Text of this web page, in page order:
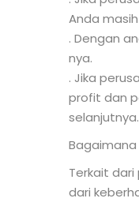
Anda
. Dengan
nya.
. Jika
profit dan
selanjutnya.
Bagaimana
Terkait
dari